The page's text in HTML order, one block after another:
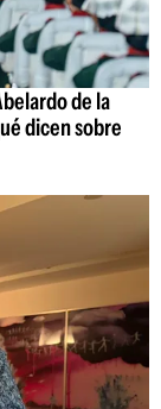
de la
dicen sobre